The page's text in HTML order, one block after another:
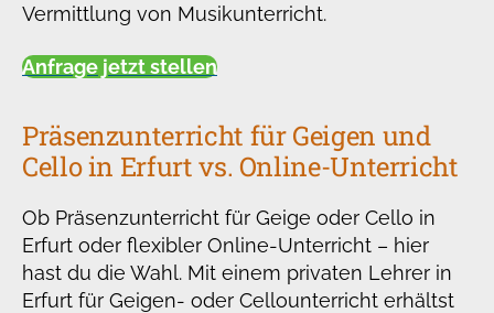
Vermittlung von Musikunterricht.
Anfrage jetzt stellen
Präsenzunterricht für Geigen und
Cello in Erfurt vs. Online-Unterricht
Ob Präsenzunterricht für Geige oder Cello in
Erfurt oder flexibler Online-Unterricht – hier
hast du die Wahl. Mit einem privaten Lehrer in
Erfurt für Geigen- oder Cellounterricht erhältst